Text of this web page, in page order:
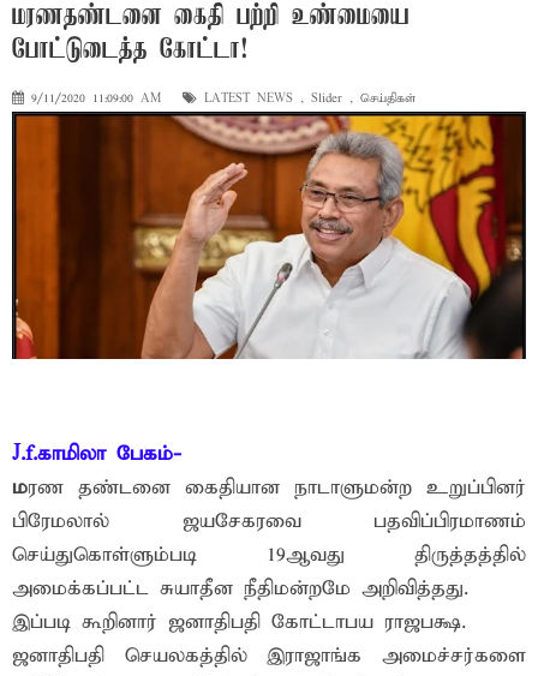
மரணதண்டனை கைதி பற்றி உண்மையை
போட்டுடைத்த கோட்டா!
9/11/2020 11:09:00 AM LATEST NEWS , Slider , செய்திகள்
J.f.காமிலா பேகம்-
மரண தண்டனை கைதியான நாடாளுமன்ற உறுப்பினர்
பிரேமலால் ஜயசேகரவை பதவிப்பிரமாணம்
செய்துகொள்ளும்படி 19ஆவது திருத்தத்தில்
அமைக்கப்பட்ட சுயாதீன நீதிமன்றமே அறிவித்தது.
இப்படி கூறினார் ஜனாதிபதி கோட்டாபய ராஜபக்ஷ.
ஜனாதிபதி செயலகத்தில் இராஜாங்க அமைச்சர்களை